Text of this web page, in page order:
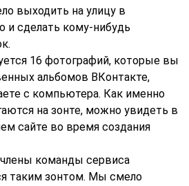
выходить на улицу в
и сделать кому-нибудь
16 фотографий, которые вы
альбомов ВКонтакте,
с компьютера. Как именно
на зонте, можно увидеть в
сайте во время создания
команды сервиса
таким зонтом. Мы смело